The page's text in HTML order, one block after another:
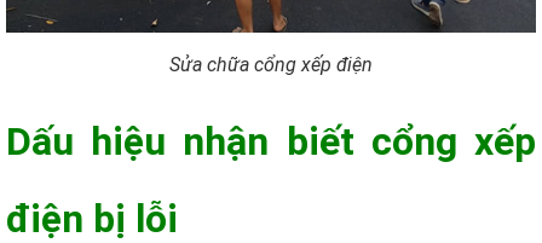
Sửa chữa cổng xếp điện
Dấu hiệu nhận biết cổng xếp
điện bị lỗi